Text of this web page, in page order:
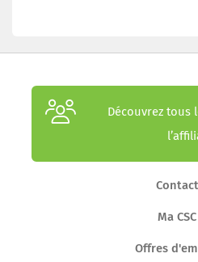
Découvrez tous
Contact
Ma CSC
Offres